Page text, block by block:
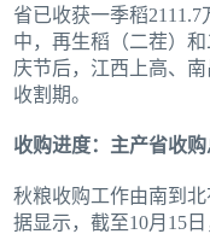
省已收获一季稻
中，再生稻（二茬）
庆节后，江西上高、
收割期。
收购进度：主产省收
秋粮收购工作由南到
据显示，截至10月15